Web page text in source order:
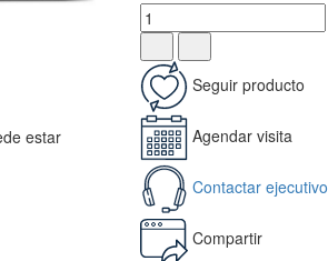
estar
Seguir producto
Agendar visita
Contactar ejecutivo
Compartir